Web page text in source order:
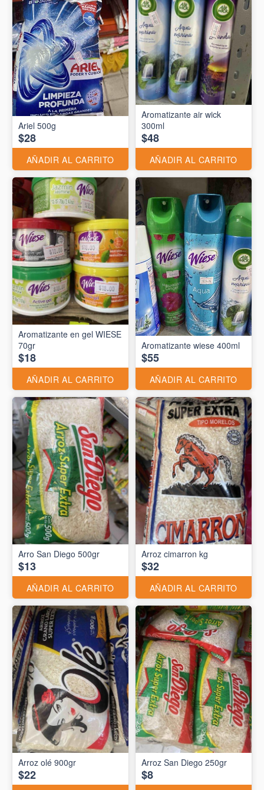
Ariel 500g
$28
AÑADIR AL CARRITO
Aromatizante air wick
300ml
$48
AÑADIR AL CARRITO
Aromatizante en gel WIESE
70gr
$18
AÑADIR AL CARRITO
Aromatizante wiese 400ml
$55
AÑADIR AL CARRITO
Arro San Diego 500gr
$13
AÑADIR AL CARRITO
Arroz cimarron kg
$32
AÑADIR AL CARRITO
Arroz olé 900gr
$22
Arroz San Diego 250gr
$8